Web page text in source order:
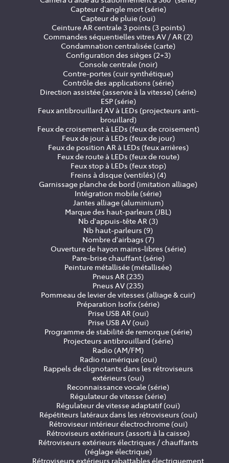
Capteur d'angle mort (série)
Capteur de pluie (oui)
Ceinture AR centrale 3 points (3 points)
Commandes séquentielles vitres AV / AR (2)
Condamnation centralisée (carte)
Configuration des sièges (2+3)
Console centrale (noir)
Contre-portes (cuir synthétique)
Contrôle des applications (série)
Direction assistée (asservie à la vitesse) (série)
ESP (série)
Feux antibrouillard AV à LEDs (projecteurs anti-
brouillard)
Feux de croisement à LEDs (feux de croisement)
Feux de jour à LEDs (feux de jour)
Feux de position AR à LEDs (feux arrières)
Feux de route à LEDs (feux de route)
Feux stop à LEDs (feux stop)
Freins à disque (ventilés) (4)
Garnissage planche de bord (imitation alliage)
Intégration mobile (série)
Jantes alliage (aluminium)
Marque des haut-parleurs (JBL)
Nb d'appuis-tête AR (3)
Nb haut-parleurs (9)
Nombre d'airbags (7)
Ouverture de hayon mains-libres (série)
Pare-brise chauffant (série)
Peinture métallisée (métallisée)
Pneus AR (235)
Pneus AV (235)
Pommeau de levier de vitesses (alliage & cuir)
Préparation Isofix (série)
Prise USB AR (oui)
Prise USB AV (oui)
Programme de stabilité de remorque (série)
Projecteurs antibrouillard (série)
Radio (AM/FM)
Radio numérique (oui)
Rappels de clignotants dans les rétroviseurs
extérieurs (oui)
Reconnaissance vocale (série)
Régulateur de vitesse (série)
Régulateur de vitesse adaptatif (oui)
Répétiteurs latéraux dans les rétroviseurs (oui)
Rétroviseur intérieur électrochrome (oui)
Rétroviseurs extérieurs (assorti à la caisse)
Rétroviseurs extérieurs électriques / chauffants
(réglage électrique)
Rétroviseurs extérieurs rabattables électriquement